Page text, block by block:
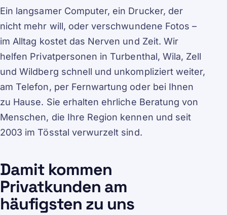
Ein langsamer Computer, ein Drucker, der
nicht mehr will, oder verschwundene Fotos –
im Alltag kostet das Nerven und Zeit. Wir
helfen Privatpersonen in Turbenthal, Wila, Zell
und Wildberg schnell und unkompliziert weiter,
am Telefon, per Fernwartung oder bei Ihnen
zu Hause. Sie erhalten ehrliche Beratung von
Menschen, die Ihre Region kennen und seit
2003 im Tösstal verwurzelt sind.
Damit kommen
Privatkunden am
häufigsten zu uns